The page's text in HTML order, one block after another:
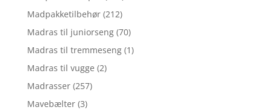
Madpakketilbehør (212)
Madras til juniorseng (70)
Madras til tremmeseng (1)
Madras til vugge (2)
Madrasser (257)
Mavebælter (3)